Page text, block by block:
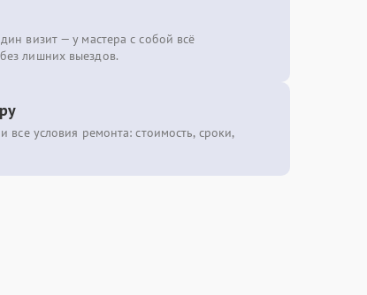
визит — у мастера с собой всё
лишних выездов.
все условия ремонта: стоимость, сроки,